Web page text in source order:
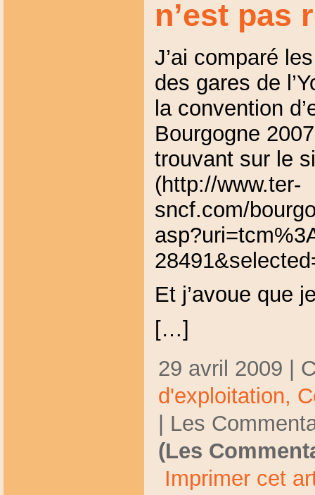
n’est pas
J’ai comparé
des gares de
la convention
Bourgogne
trouvant sur le
(http://www.ter-
sncf.com/
Et j’avoue que
[…]
29 avril 2009 |
d'exploitation,
Les
(Les
Imprimer cet